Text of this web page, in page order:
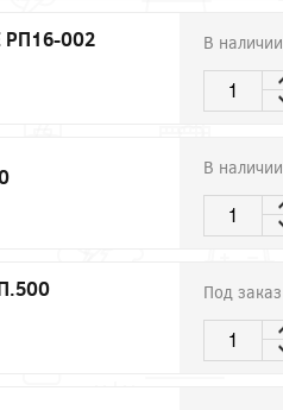
002
В наличии
В наличии
Под заказ